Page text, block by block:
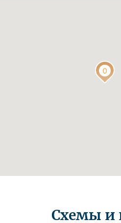
Схемы и